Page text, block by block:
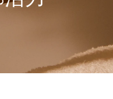
我的订阅